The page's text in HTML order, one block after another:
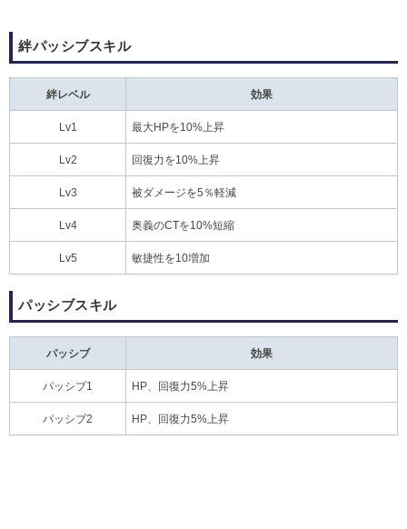
絆パッシブスキル
絆レベル 効果
Lv1 最大HPを10%上昇
Lv2 回復力を10%上昇
Lv3 被ダメージを5％軽減
Lv4 奥義のCTを10%短縮
Lv5 敏捷性を10増加
パッシブスキル
パッシブ 効果
パッシブ1 HP、回復力5%上昇
パッシブ2 HP、回復力5%上昇